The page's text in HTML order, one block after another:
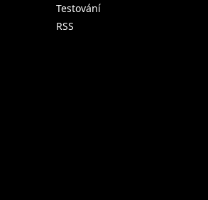
Testování
RSS